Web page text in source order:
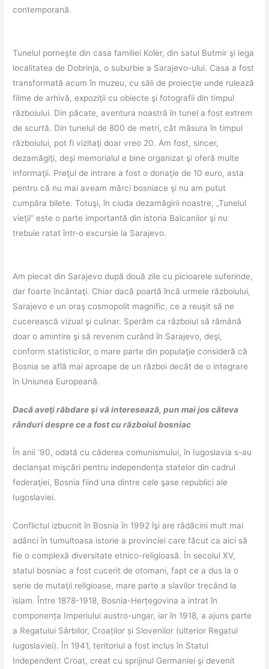
contemporană.
Tunelul porneşte din casa familiei Koler, din satul Butmir şi lega
localitatea de Dobrinja, o suburbie a Sarajevo-ului. Casa a fost
transformată acum în muzeu, cu săli de proiecţie unde rulează
filme de arhivă, expoziţii cu obiecte şi fotografii din timpul
războiului. Din păcate, aventura noastră în tunel a fost extrem
de scurtă. Din tunelul de 800 de metri, cât măsura în timpul
războiului, pot fi vizitaţi doar vreo 20. Am fost, sincer,
dezamăgiţi, deşi memorialul e bine organizat şi oferă multe
informaţii. Preţul de intrare a fost o donaţie de 10 euro, asta
pentru că nu mai aveam mărci bosniace şi nu am putut
cumpăra bilete. Totuşi, în ciuda dezamăgirii noastre, „Tunelul
vieţii” este o parte importantă din istoria Balcanilor şi nu
trebuie ratat într-o excursie la Sarajevo.
Am plecat din Sarajevo după două zile cu picioarele suferinde,
dar foarte încântaţi. Chiar dacă poartă încă urmele războiului,
Sarajevo e un oraş cosmopolit magnific, ce a reuşit să ne
cucerească vizual şi culinar. Sperăm ca războiul să rămână
doar o amintire şi să revenim curând în Sarajevo, deşi,
conform statisticilor, o mare parte din populaţie consideră că
Bosnia se află mai aproape de un război decât de o integrare
în Uniunea Europeană.
Dacă aveţi răbdare şi vă interesează, pun mai jos câteva
rânduri despre ce a fost cu războiul bosniac
În anii ‘90, odată cu căderea comunismului, în Iugoslavia s-au
declanșat mişcări pentru independența statelor din cadrul
federaţiei, Bosnia fiind una dintre cele şase republici ale
Iugoslaviei.
Conflictul izbucnit în Bosnia în 1992 îşi are rădăcini mult mai
adânci în tumultoasa istorie a provinciei care făcut ca aici să
fie o complexă diversitate etnico-religioasă. În secolul XV,
statul bosniac a fost cucerit de otomani, fapt ce a dus la o
serie de mutaţii religioase, mare parte a slavilor trecând la
islam. Între 1878-1918, Bosnia-Herțegovina a intrat în
componența Imperiului austro-ungar, iar în 1918, a ajuns parte
a Regatului Sârbilor, Croaților și Slovenilor (ulterior Regatul
Iugoslaviei). În 1941, teritoriul a fost inclus în Statul
Independent Croat, creat cu sprijinul Germaniei şi devenit